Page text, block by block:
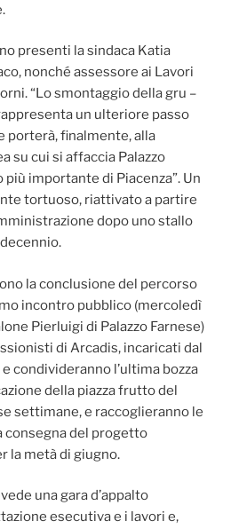
presenti la sindaca Katia
nonché assessore ai Lavori
“Lo smontaggio della gru –
un ulteriore passo
porterà, finalmente, alla
su cui si affaccia Palazzo
importante di Piacenza”. Un
tortuoso, riattivato a partire
dopo uno stallo
la conclusione del percorso
incontro pubblico (mercoledì
Pierluigi di Palazzo Farnese)
di Arcadis, incaricati dal
condivideranno l’ultima bozza
della piazza frutto del
settimane, e raccoglieranno le
consegna del progetto
la metà di giugno.
una gara d’appalto
esecutiva e i lavori e,